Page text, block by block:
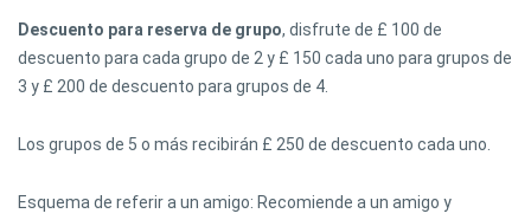
Descuento para reserva de grupo, disfrute de £ 100 de
descuento para cada grupo de 2 y £ 150 cada uno para grupos de
3 y £ 200 de descuento para grupos de 4.
Los grupos de 5 o más recibirán £ 250 de descuento cada uno.
Esquema de referir a un amigo: Recomiende a un amigo y